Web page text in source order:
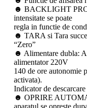
☻ BACKLIGHT
intensitate se poate
regla in functie de
☻ TARA si Tara
“Zero”
☻ Alimentare dubla:
alimentator 220V
140 de ore autonomie
activata).
Indicator de
☻ OPRIRE
aparatul se opreste